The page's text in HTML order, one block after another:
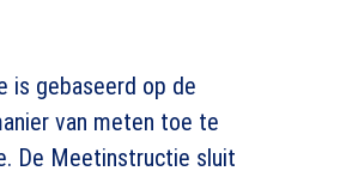
is gebaseerd op de
van meten toe te
De Meetinstructie sluit